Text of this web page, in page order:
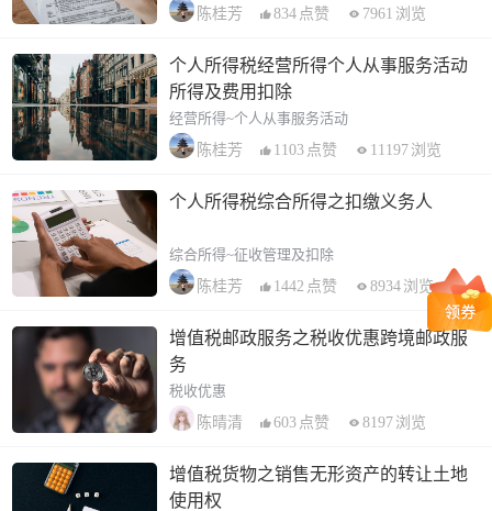
陈桂芳
834 点赞 7961 浏览
个人所得税经营所得个人从事服务活动
所得及费用扣除
经营所得~个人从事服务活动
陈桂芳
1103 点赞 11197 浏览
个人所得税综合所得之扣缴义务人
综合所得~征收管理及扣除
陈桂芳
1442 点赞 8934 浏览
增值税邮政服务之税收优惠跨境邮政服
务
税收优惠
陈晴清
603 点赞 8197 浏览
增值税货物之销售无形资产的转让土地
使用权